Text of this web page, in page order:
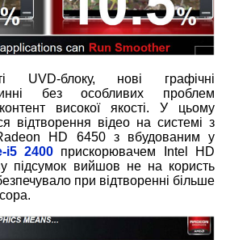
UVD-блоку, нові графічні
без особливих проблем
високої якості. У цьому
відтворення відео на системі з
HD 6450 з вбудованим у
i5 2400 прискорювачем Intel HD
підсумок вийшов не на користь
при відтворенні більше